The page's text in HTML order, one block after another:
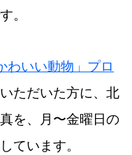
。
わいい動物」プロ
ただいた方に、北
を、月〜金曜日の
ています。